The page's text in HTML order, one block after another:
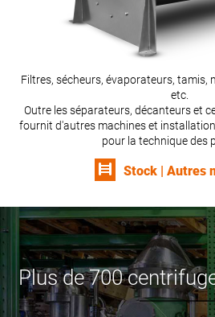
Filtres, sécheurs, évaporateurs, tamis,
etc.
Outre les séparateurs, décanteurs et
fournit d'autres machines et
pour la technique des
Stock | Autres
Plus de 700